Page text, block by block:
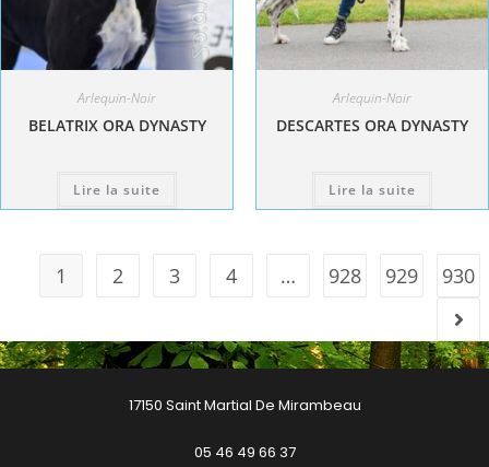
Arlequin-Noir
BELATRIX ORA DYNASTY
Lire la suite
Arlequin-Noir
DESCARTES ORA DYNASTY
Lire la suite
1 2 3 4 … 928 929 930
17150 Saint Martial De Mirambeau
05 46 49 66 37